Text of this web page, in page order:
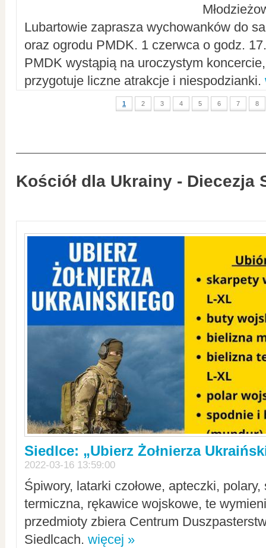
Lubartowie zaprasza wychowanków do
oraz ogrodu PMDK. 1 czerwca o godz.
PMDK wystąpią na uroczystym
przygotuje liczne atrakcje i niespodzianki.
1 2 3 4 5 6 7 8
Kościół dla Ukrainy - Diecezja
Siedlce: „Ubierz Żołnierza
2022-03-16 13:59:00
Śpiwory, latarki czołowe, apteczki,
termiczna, rękawice wojskowe, te
przedmioty zbiera Centrum
Siedlcach. więcej »